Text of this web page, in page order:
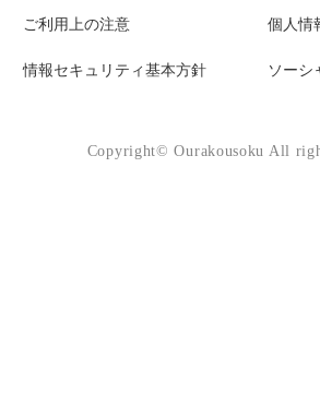
ご利用上の注意 個人情
情報セキュリティ基本方針 ソーシ
Copyright© Ourakousoku All